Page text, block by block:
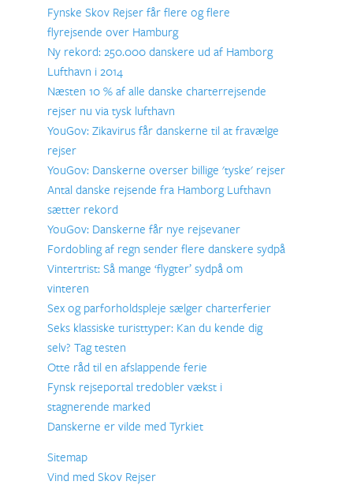
Fynske Skov Rejser får flere og flere
flyrejsende over Hamburg
Ny rekord: 250.000 danskere ud af Hamborg
Lufthavn i 2014
Næsten 10 % af alle danske charterrejsende
rejser nu via tysk lufthavn
YouGov: Zikavirus får danskerne til at fravælge
rejser
YouGov: Danskerne overser billige 'tyske' rejser
Antal danske rejsende fra Hamborg Lufthavn
sætter rekord
YouGov: Danskerne får nye rejsevaner
Fordobling af regn sender flere danskere sydpå
Vintertrist: Så mange ‘flygter’ sydpå om
vinteren
Sex og parforholdspleje sælger charterferier
Seks klassiske turisttyper: Kan du kende dig
selv? Tag testen
Otte råd til en afslappende ferie
Fynsk rejseportal tredobler vækst i
stagnerende marked
Danskerne er vilde med Tyrkiet
Sitemap
Vind med Skov Rejser